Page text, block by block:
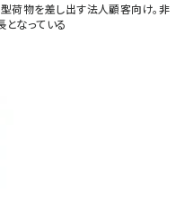
荷物を差し出す法人顧客向け。非
なっている